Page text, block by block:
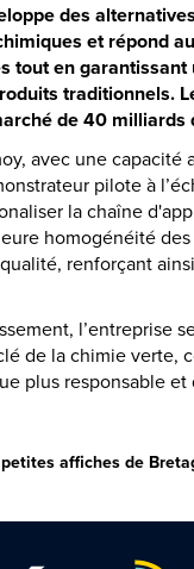
des
et répond
tout en
traditionnels.
de 40 milliards
avec une capacité
pilote à
la chaîne
homogénéité
renforçant
l’entreprise
de la chimie verte,
plus responsable et
affiches de